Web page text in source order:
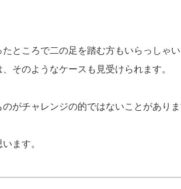
ところで二の足を踏む方もいらっしゃい
そのようなケースも見受けられます。
がチャレンジの的ではないことがありま
ます。